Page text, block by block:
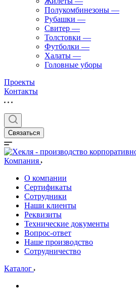
Полукомбинезоны —
Рубашки —
Свитер —
Толстовки —
Футболки —
Халаты —
Головные уборы
Проекты
Контакты
Связаться
Компания
О компании
Сертификаты
Сотрудники
Наши клиенты
Реквизиты
Технические документы
Вопрос-ответ
Наше производство
Сотрудничество
Каталог